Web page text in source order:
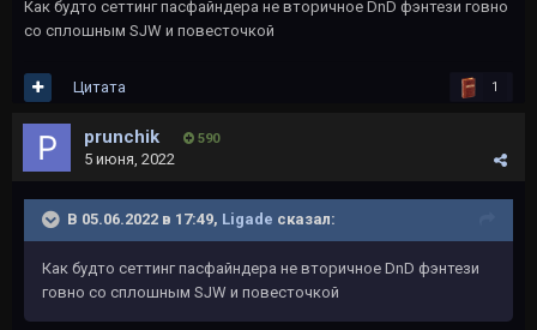
Как будто сеттинг пасфайндера не вторичное DnD фэнтези говно
со сплошным SJW и повесточкой
1
Цитата
prunchik 590
5 июня, 2022
В 05.06.2022 в 17:49, Ligade сказал:
Как будто сеттинг пасфайндера не вторичное DnD фэнтези
говно со сплошным SJW и повесточкой